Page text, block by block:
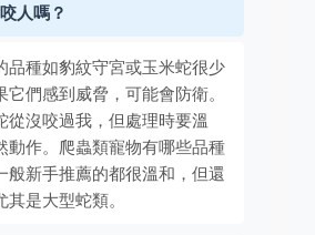
人嗎？
品種如豹紋守宮或玉米蛇很少
們感到威脅，可能會防衛。
從沒咬過我，但處理時要溫
動作。爬蟲類寵物有哪些品種
般新手推薦的都很溫和，但還
是大型蛇類。